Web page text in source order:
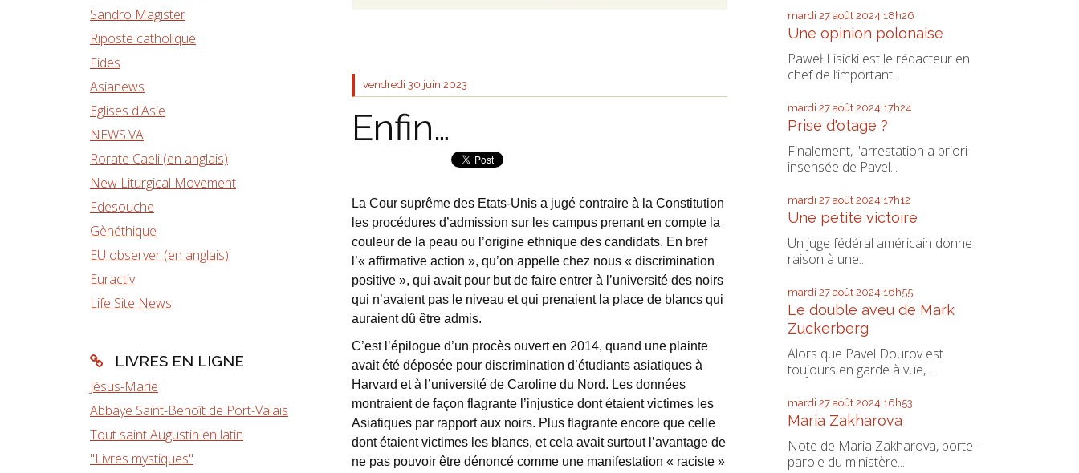
Sandro Magister
Riposte catholique
Fides
Asianews
Eglises d'Asie
NEWS.VA
Rorate Caeli (en anglais)
New Liturgical Movement
Fdesouche
Gènéthique
EU observer (en anglais)
Euractiv
Life Site News
LIVRES EN LIGNE
Jésus-Marie
Abbaye Saint-Benoît de Port-Valais
Tout saint Augustin en latin
"Livres mystiques"
vendredi 30 juin 2023
Enfin…
La Cour suprême des Etats-Unis a jugé contraire à la Constitution
les procédures d’admission sur les campus prenant en compte la
couleur de la peau ou l’origine ethnique des candidats. En bref
l’« affirmative action », qu’on appelle chez nous « discrimination
positive », qui avait pour but de faire entrer à l’université des noirs
qui n’avaient pas le niveau et qui prenaient la place de blancs qui
auraient dû être admis.
C’est l’épilogue d’un procès ouvert en 2014, quand une plainte
avait été déposée pour discrimination d’étudiants asiatiques à
Harvard et à l’université de Caroline du Nord. Les données
montraient de façon flagrante l’injustice dont étaient victimes les
Asiatiques par rapport aux noirs. Plus flagrante encore que celle
dont étaient victimes les blancs, et cela avait surtout l’avantage de
ne pas pouvoir être dénoncé comme une manifestation « raciste »
mardi 27 août 2024 18h26
Une opinion polonaise
Paweł Lisicki est le rédacteur en
chef de l’important...
mardi 27 août 2024 17h24
Prise d'otage ?
Finalement, l'arrestation a priori
insensée de Pavel...
mardi 27 août 2024 17h12
Une petite victoire
Un juge fédéral américain donne
raison à une...
mardi 27 août 2024 16h55
Le double aveu de Mark
Zuckerberg
Alors que Pavel Dourov est
toujours en garde à vue,...
mardi 27 août 2024 16h53
Maria Zakharova
Note de Maria Zakharova, porte-
parole du ministère...